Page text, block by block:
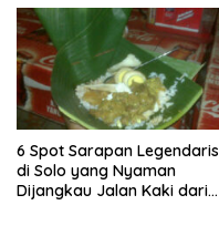
6 Spot Sarapan Legendaris
di Solo yang Nyaman
Dijangkau Jalan Kaki dari